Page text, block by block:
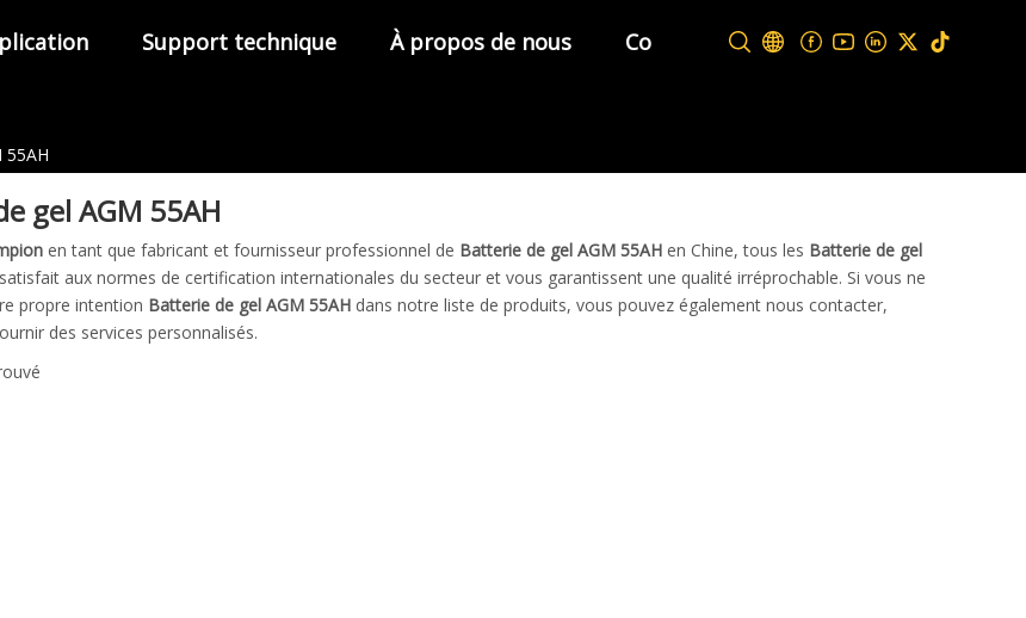
Support technique À propos de nous Contactez-nous
55AH
gel AGM 55AH
en tant que fabricant et fournisseur professionnel de Batterie de gel AGM 55AH en Chine, tous les Batterie de gel
aux normes de certification internationales du secteur et vous garantissent une qualité irréprochable. Si vous ne
propre intention Batterie de gel AGM 55AH dans notre liste de produits, vous pouvez également nous contacter,
des services personnalisés.